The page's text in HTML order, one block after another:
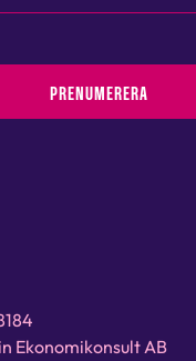
PRENUMERERA
Ekonomikonsult AB